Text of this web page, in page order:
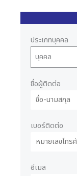
ประเภทบุคคล
บุคคล
ชื่อผู้ติดต่อ
เบอร์ติดต่อ
อีเมล